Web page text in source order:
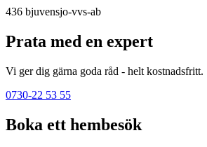
436 bjuvensjo-vvs-ab
Prata med en expert
Vi ger dig gärna goda råd - helt kostnadsfritt.
0730-22 53 55
Boka ett hembesök